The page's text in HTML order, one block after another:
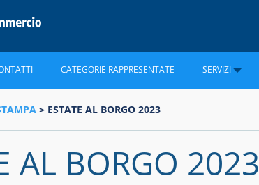
CATEGORIE RAPPRESENTATE SERVIZI
> ESTATE AL BORGO 2023
AL BORGO 2023